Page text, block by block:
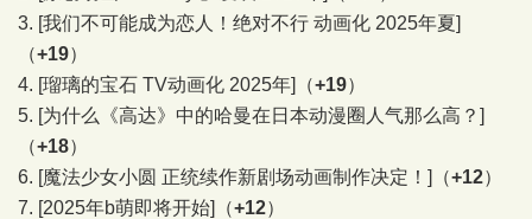
3. [我们不可能成为恋人！绝对不行 动画化 2025年夏]
（+19）
4. [瑠璃的宝石 TV动画化 2025年] （+19）
5. [为什么《高达》中的哈曼在日本动漫圈人气那么高？]
（+18）
6. [魔法少女小圆 正统续作新剧场动画制作决定！] （+12）
7. [2025年b萌即将开始] （+12）